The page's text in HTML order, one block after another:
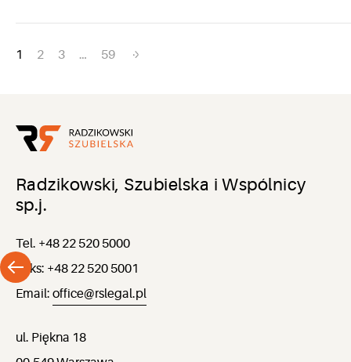
Nawigacja
1 2 3 … 59
Radzikowski, Szubielska i Wspólnicy
sp.j.
Tel. +48 22 520 5000
Faks: +48 22 520 5001
Email: office@rslegal.pl
ul. Piękna 18